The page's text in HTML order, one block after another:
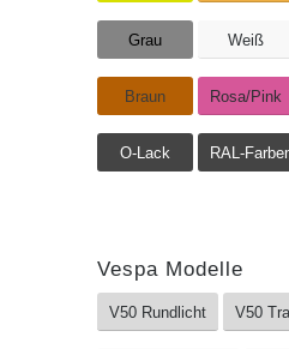
Grau Weiß
Braun Rosa/Pink
O-Lack RAL-
Vespa Modelle
V50 Rundlicht V50